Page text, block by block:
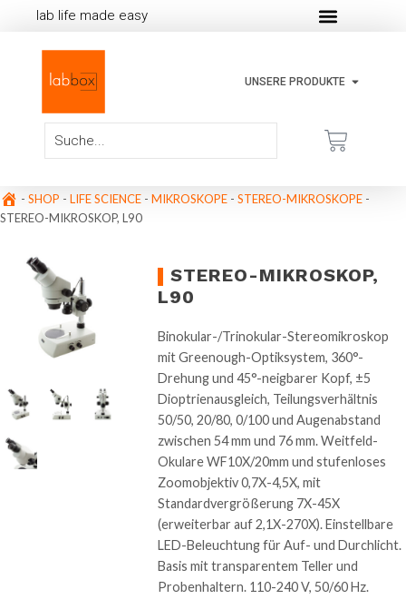
lab life made easy
UNSERE PRODUKTE
- SHOP - LIFE SCIENCE - MIKROSKOPE - STEREO-MIKROSKOPE -
STEREO-MIKROSKOP, L90
STEREO-MIKROSKOP,
L90
Binokular-/Trinokular-Stereomikroskop
mit Greenough-Optiksystem, 360°-
Drehung und 45°-neigbarer Kopf, ±5
Dioptrienausgleich, Teilungsverhältnis
50/50, 20/80, 0/100 und Augenabstand
zwischen 54 mm und 76 mm. Weitfeld-
Okulare WF10X/20mm und stufenloses
Zoomobjektiv 0,7X-4,5X, mit
Standardvergrößerung 7X-45X
(erweiterbar auf 2,1X-270X). Einstellbare
LED-Beleuchtung für Auf- und Durchlicht.
Basis mit transparentem Teller und
Probenhaltern. 110-240 V, 50/60 Hz.